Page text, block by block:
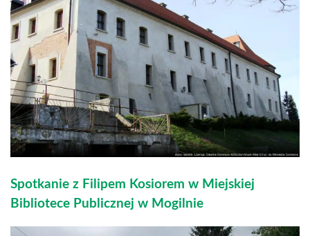
Spotkanie z Filipem Kosiorem w Miejskiej
Bibliotece Publicznej w Mogilnie